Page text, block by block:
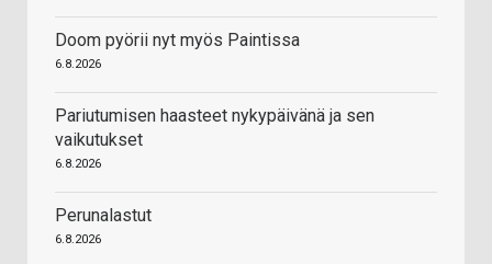
Doom pyörii nyt myös Paintissa
6.8.2026
Pariutumisen haasteet nykypäivänä ja sen
vaikutukset
6.8.2026
Perunalastut
6.8.2026